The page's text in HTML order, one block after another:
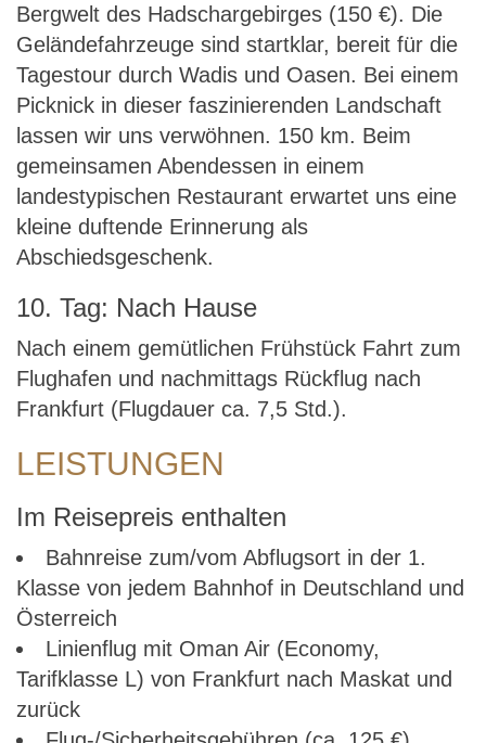
Bergwelt des Hadschargebirges (150 €). Die
Geländefahrzeuge sind startklar, bereit für die
Tagestour durch Wadis und Oasen. Bei einem
Picknick in dieser faszinierenden Landschaft
lassen wir uns verwöhnen. 150 km. Beim
gemeinsamen Abendessen in einem
landestypischen Restaurant erwartet uns eine
kleine duftende Erinnerung als
Abschiedsgeschenk.
10. Tag: Nach Hause
Nach einem gemütlichen Frühstück Fahrt zum
Flughafen und nachmittags Rückflug nach
Frankfurt (Flugdauer ca. 7,5 Std.).
LEISTUNGEN
Im Reisepreis enthalten
Bahnreise zum/vom Abflugsort in der 1.
Klasse von jedem Bahnhof in Deutschland und
Österreich
Linienflug mit Oman Air (Economy,
Tarifklasse L) von Frankfurt nach Maskat und
zurück